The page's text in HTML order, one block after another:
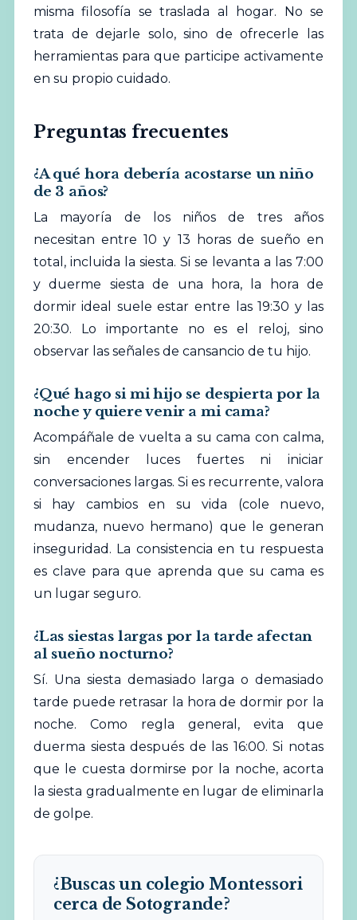
misma filosofía se traslada al hogar. No se
trata de dejarle solo, sino de ofrecerle las
herramientas para que participe activamente
en su propio cuidado.
Preguntas frecuentes
¿A qué hora debería acostarse un niño
de 3 años?
La mayoría de los niños de tres años
necesitan entre 10 y 13 horas de sueño en
total, incluida la siesta. Si se levanta a las 7:00
y duerme siesta de una hora, la hora de
dormir ideal suele estar entre las 19:30 y las
20:30. Lo importante no es el reloj, sino
observar las señales de cansancio de tu hijo.
¿Qué hago si mi hijo se despierta por la
noche y quiere venir a mi cama?
Acompáñale de vuelta a su cama con calma,
sin encender luces fuertes ni iniciar
conversaciones largas. Si es recurrente, valora
si hay cambios en su vida (cole nuevo,
mudanza, nuevo hermano) que le generan
inseguridad. La consistencia en tu respuesta
es clave para que aprenda que su cama es
un lugar seguro.
¿Las siestas largas por la tarde afectan
al sueño nocturno?
Sí. Una siesta demasiado larga o demasiado
tarde puede retrasar la hora de dormir por la
noche. Como regla general, evita que
duerma siesta después de las 16:00. Si notas
que le cuesta dormirse por la noche, acorta
la siesta gradualmente en lugar de eliminarla
de golpe.
¿Buscas un colegio Montessori
cerca de Sotogrande?